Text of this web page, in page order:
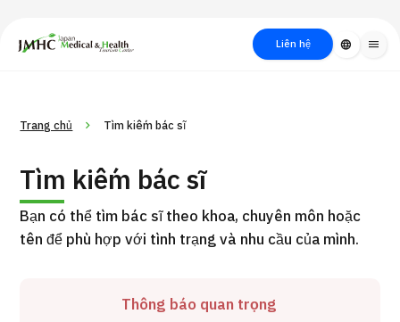
Trung tâm Du lịch Y tế & Sức khỏe Nhật Bản (JMHC)
Liên hệ language menu
Về Japan
Quy trình khám chữa
Tìm theo
/ bệnh
Tìm theo xét
pháp /cách điều trị
Trang chủ Tìm kiếm bác sĩ
Tìm kiếm bác sĩ
Bạn có thể tìm bác sĩ theo khoa, chuyên môn hoặc
tên để phù hợp với tình trạng và nhu cầu của mình.
Thông báo quan trọng